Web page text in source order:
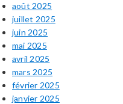
août 2025
juillet 2025
juin 2025
mai 2025
avril 2025
mars 2025
février 2025
janvier 2025